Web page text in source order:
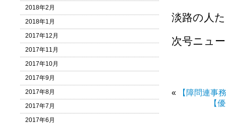
淡路の人
次号ニュ
«
【障問連事
【
2018年2月
2018年1月
2017年12月
2017年11月
2017年10月
2017年9月
2017年8月
2017年7月
2017年6月